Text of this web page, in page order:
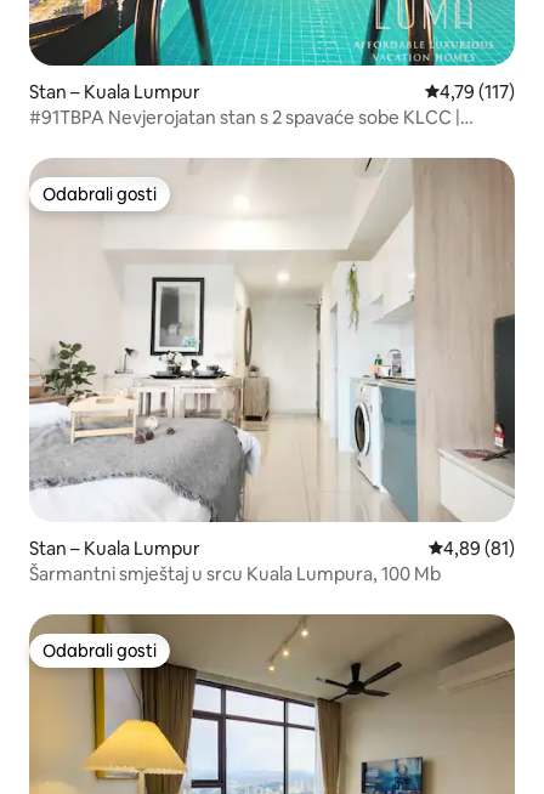
Stan – Kuala Lumpur Prosječna
4,79 (117)
#91TBPA Nevjerojatan stan s 2 spavaće sobe KLCC |
Odabrali gosti
Odabrali gosti
Stan – Kuala Lumpur Prosječna
4,89 (81)
Šarmantni smještaj u srcu Kuala Lumpura, 100 Mb
Odabrali gosti
Odabrali gosti